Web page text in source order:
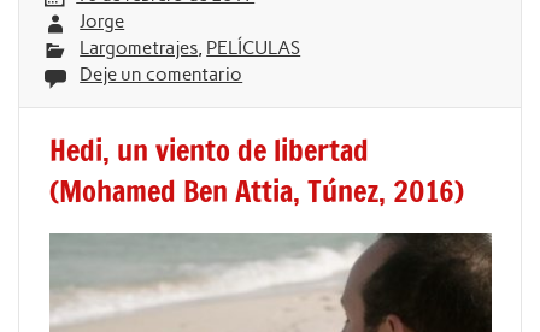
Jorge
Largometrajes, PELÍCULAS
Deje un comentario
Hedi, un viento de libertad
(Mohamed Ben Attia, Túnez, 2016)